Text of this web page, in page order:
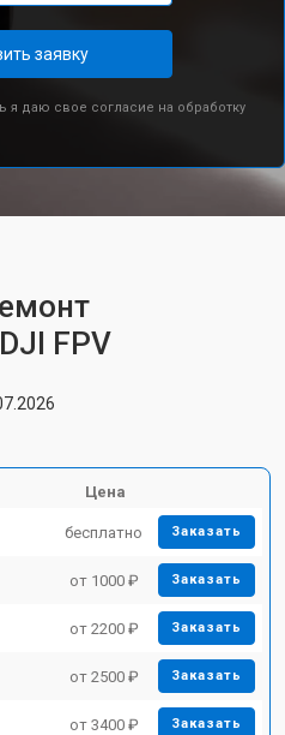
заявку
я даю свое согласие на обработку
FPV
Цена
бесплатно Заказать
от 1000 ₽ Заказать
от 2200 ₽ Заказать
от 2500 ₽ Заказать
от 3400 ₽ Заказать